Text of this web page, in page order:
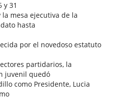
y 31
mesa ejecutiva de la
hasta
por el novedoso estatuto
partidarios, la
juvenil quedó
como Presidente, Lucia